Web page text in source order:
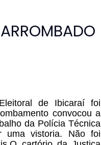
de Ibicaraí foi
convocou a
da Polícia Técnica
uma vistoria. Não foi